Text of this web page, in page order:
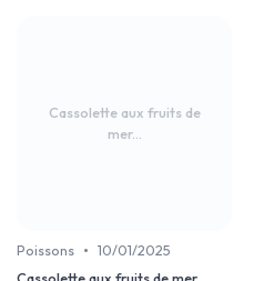
Cassolette aux fruits de
mer...
Poissons • 10/01/2025